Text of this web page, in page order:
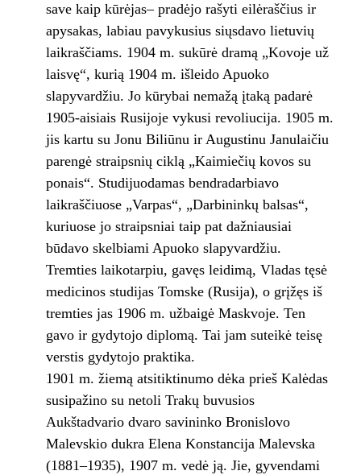
save kaip kūrėjas– pradėjo rašyti eilėraščius ir
apysakas, labiau pavykusius siųsdavo lietuvių
laikraščiams. 1904 m. sukūrė dramą „Kovoje už
laisvę“, kurią 1904 m. išleido Apuoko
slapyvardžiu. Jo kūrybai nemažą įtaką padarė
1905-aisiais Rusijoje vykusi revoliucija. 1905 m.
jis kartu su Jonu Biliūnu ir Augustinu Janulaičiu
parengė straipsnių ciklą „Kaimiečių kovos su
ponais“. Studijuodamas bendradarbiavo
laikraščiuose „Varpas“, „Darbininkų balsas“,
kuriuose jo straipsniai taip pat dažniausiai
būdavo skelbiami Apuoko slapyvardžiu.
Tremties laikotarpiu, gavęs leidimą, Vladas tęsė
medicinos studijas Tomske (Rusija), o grįžęs iš
tremties jas 1906 m. užbaigė Maskvoje. Ten
gavo ir gydytojo diplomą. Tai jam suteikė teisę
verstis gydytojo praktika.
1901 m. žiemą atsitiktinumo dėka prieš Kalėdas
susipažino su netoli Trakų buvusios
Aukštadvario dvaro savininko Bronislovo
Malevskio dukra Elena Konstancija Malevska
(1881–1935), 1907 m. vedė ją. Jie, gyvendami